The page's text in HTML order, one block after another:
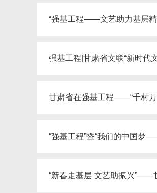
“强基工程——文艺助力基层
强基工程|甘肃省文联“新时
甘肃省在强基工程——“千村万
“强基工程”暨“我们的中国梦
“新春走基层 文艺助振兴”——